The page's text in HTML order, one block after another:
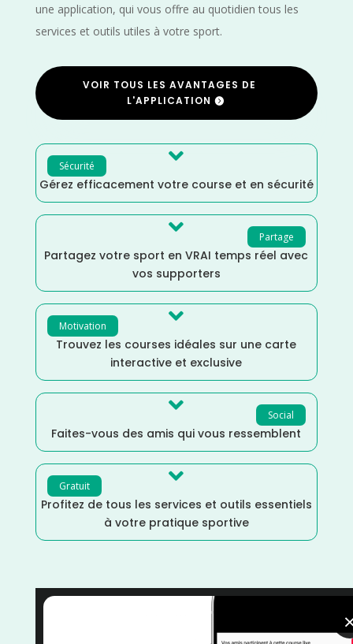
une application, qui vous offre au quotidien tous les
services et outils utiles à votre sport.
VOIR TOUS LES AVANTAGES DE
L'APPLICATION
Sécurité 
Gérez efficacement votre course et en sécurité
Partage

Partagez votre sport en VRAI temps réel avec
vos supporters
Motivation 
Trouvez les courses idéales sur une carte
interactive et exclusive
Social

Faites-vous des amis qui vous ressemblent
Gratuit 
Profitez de tous les services et outils essentiels
à votre pratique sportive
courses/Calvados